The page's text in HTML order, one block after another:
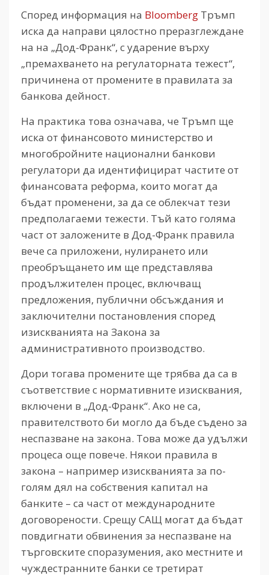
Според информация на Bloomberg Тръмп
иска да направи цялостно преразглеждане
на на „Дод-Франк“, с ударение върху
„премахването на регулаторната тежест“,
причинена от промените в правилата за
банкова дейност.
На практика това означава, че Тръмп ще
иска от финансовото министерство и
многобройните национални банкови
регулатори да идентифицират частите от
финансовата реформа, които могат да
бъдат променени, за да се облекчат тези
предполагаеми тежести. Тъй като голяма
част от заложените в Дод-Франк правила
вече са приложени, нулирането или
преобръщането им ще представлява
продължителен процес, включващ
предложения, публични обсъждания и
заключителни постановления според
изискванията на Закона за
административното производство.
Дори тогава промените ще трябва да са в
съответствие с нормативните изисквания,
включени в „Дод-Франк“. Ако не са,
правителството би могло да бъде съдено за
неспазване на закона. Това може да удължи
процеса още повече. Някои правила в
закона – например изискванията за по-
голям дял на собствения капитал на
банките – са част от международните
договорености. Срещу САЩ могат да бъдат
повдигнати обвинения за неспазване на
търговските споразумения, ако местните и
чуждестранните банки се третират